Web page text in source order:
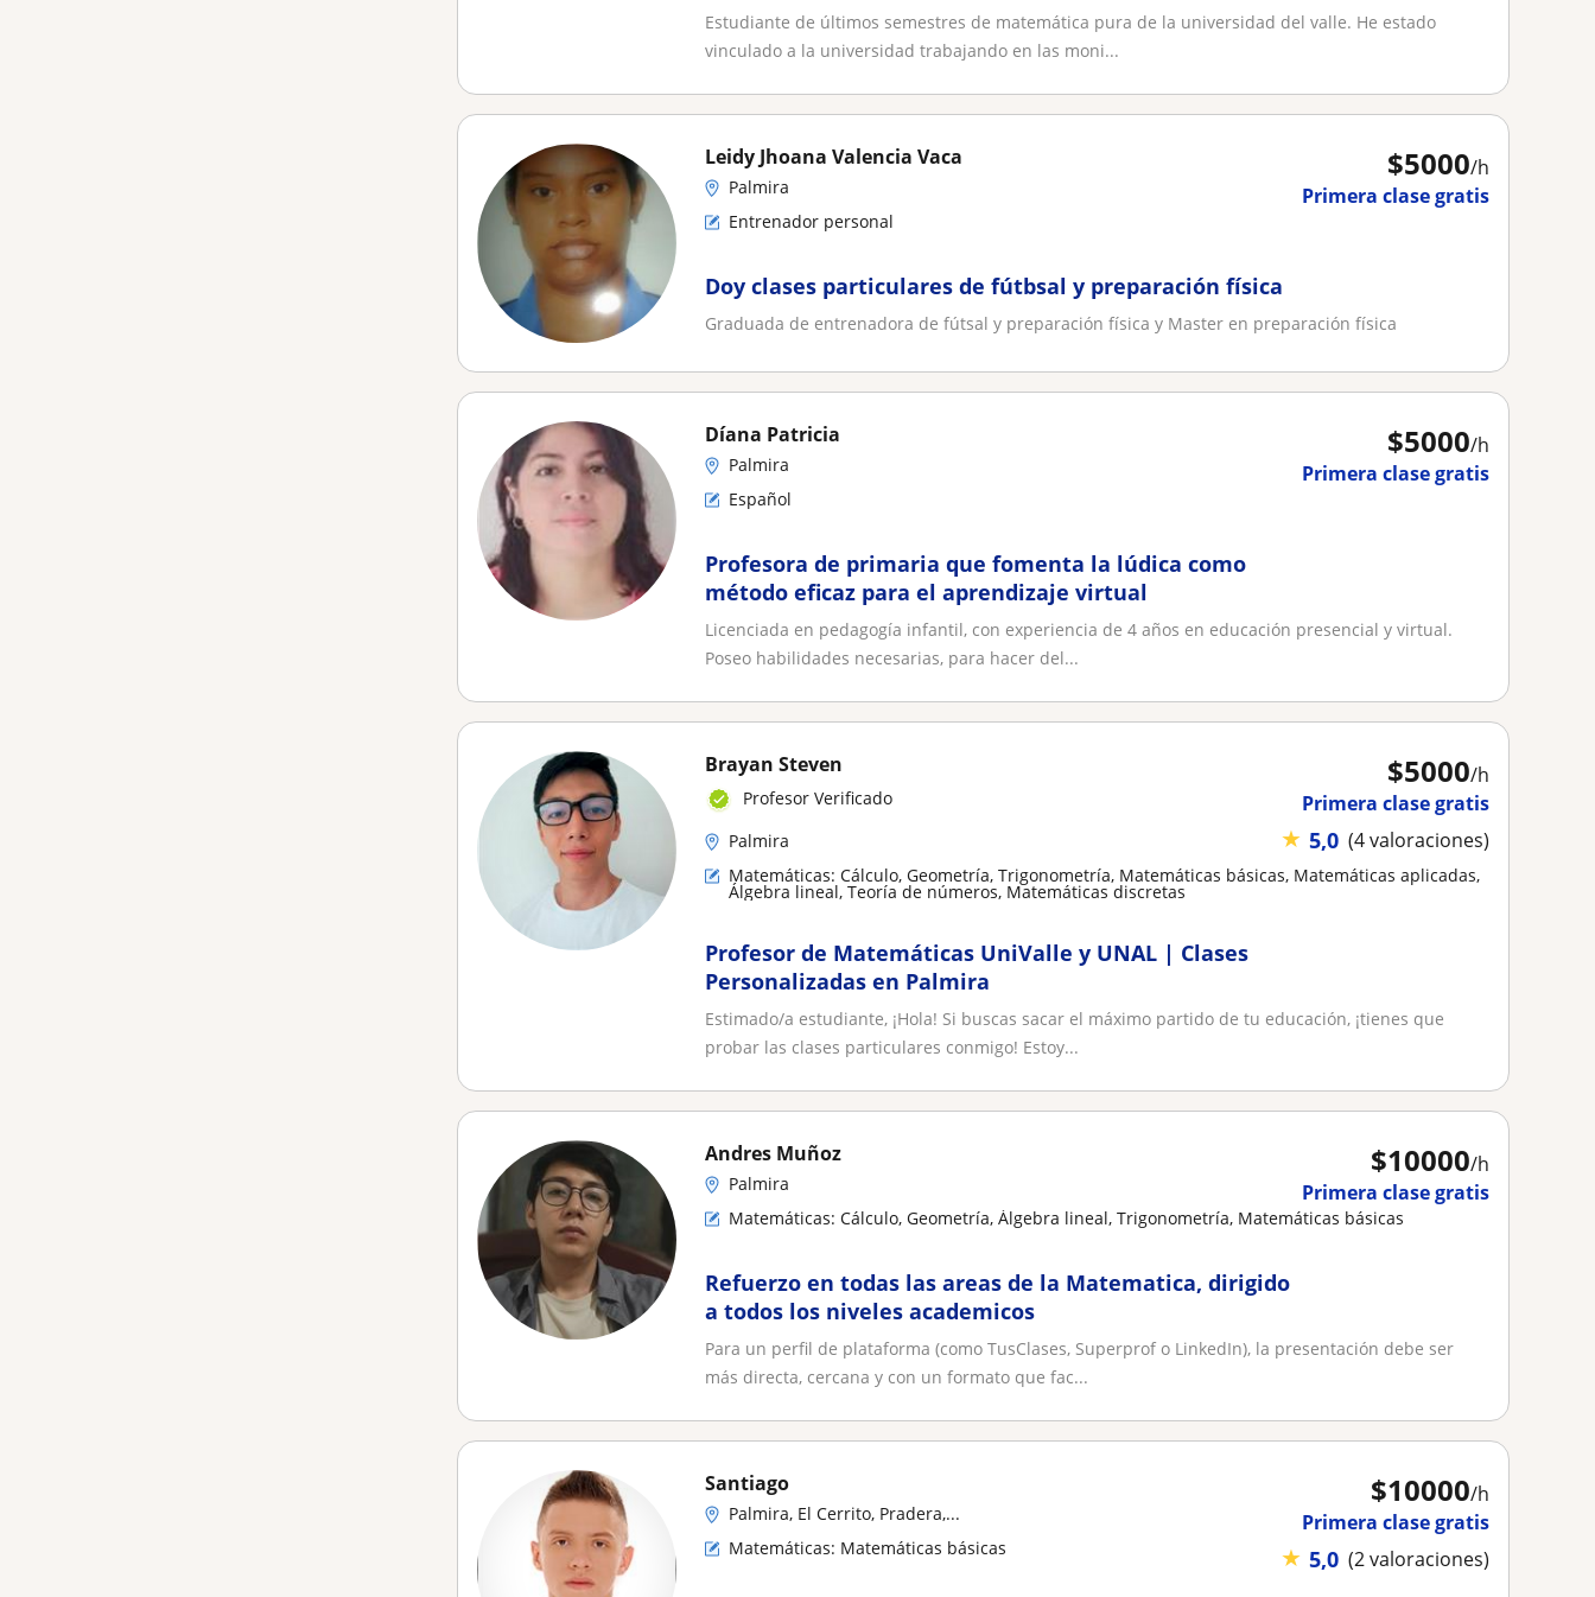
Estudiante de últimos semestres de matemática pura de la universidad del valle. He estado
vinculado a la universidad trabajando en las moni...
$5000/h
Primera clase gratis
Leidy Jhoana Valencia Vaca
Palmira
Entrenador personal
Doy clases particulares de fútbsal y preparación física
Graduada de entrenadora de fútsal y preparación física y Master en preparación física
$5000/h
Primera clase gratis
Díana Patricia
Palmira
Español
Profesora de primaria que fomenta la lúdica como
método eficaz para el aprendizaje virtual
Licenciada en pedagogía infantil, con experiencia de 4 años en educación presencial y virtual.
Poseo habilidades necesarias, para hacer del...
$5000/h
Primera clase gratis
★ 5,0 (4 valoraciones)
Brayan Steven
Profesor Verificado
Palmira
Matemáticas: Cálculo, Geometría, Trigonometría, Matemáticas básicas, Matemáticas aplicadas,
Álgebra lineal, Teoría de números, Matemáticas discretas
Profesor de Matemáticas UniValle y UNAL | Clases
Personalizadas en Palmira
Estimado/a estudiante, ¡Hola! Si buscas sacar el máximo partido de tu educación, ¡tienes que
probar las clases particulares conmigo! Estoy...
$10000/h
Primera clase gratis
Andres Muñoz
Palmira
Matemáticas: Cálculo, Geometría, Álgebra lineal, Trigonometría, Matemáticas básicas
Refuerzo en todas las areas de la Matematica, dirigido
a todos los niveles academicos
Para un perfil de plataforma (como TusClases, Superprof o LinkedIn), la presentación debe ser
más directa, cercana y con un formato que fac...
$10000/h
Primera clase gratis
★ 5,0 (2 valoraciones)
Santiago
Palmira, El Cerrito, Pradera,...
Matemáticas: Matemáticas básicas